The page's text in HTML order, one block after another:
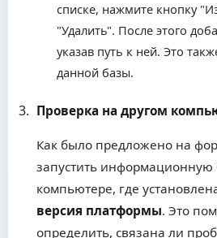
списке, нажмите кнопку
"Удалить". После этого
указав путь к ней. Это
данной базы.
Проверка на другом
Как было предложено на
запустить информационную
компьютере, где
версия платформы. Это
определить, связана ли